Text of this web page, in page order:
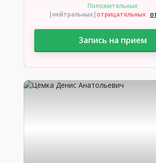
Положительных
|нейтральных|отрицательных
Запись на прием